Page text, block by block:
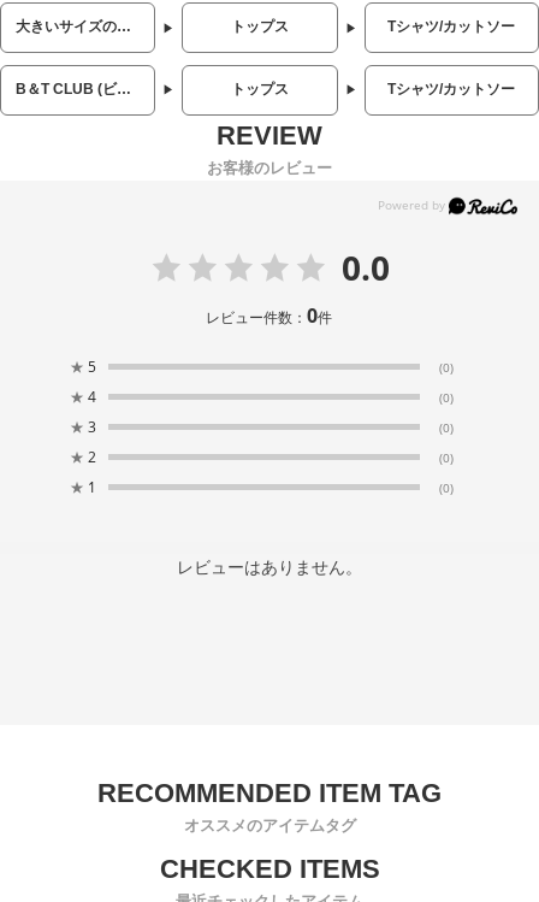
大きいサイズのメンズ服 トップス Tシャツ/カットソー
B＆T CLUB (ビーアンドティークラブ) トップス Tシャツ/カットソー
お客様のレビュー
0.0
レビュー件数：0件
★ 5 (0)
★ 4 (0)
★ 3 (0)
★ 2 (0)
★ 1 (0)
レビューはありません。
オススメのアイテムタグ